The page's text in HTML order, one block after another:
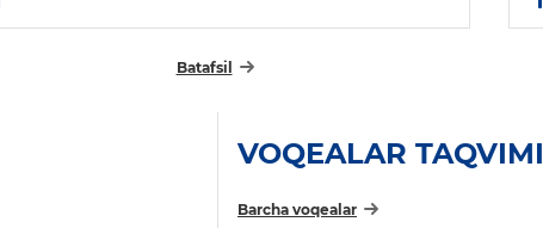
Batafsil
VOQEALAR TAQVIMI
Barcha voqealar